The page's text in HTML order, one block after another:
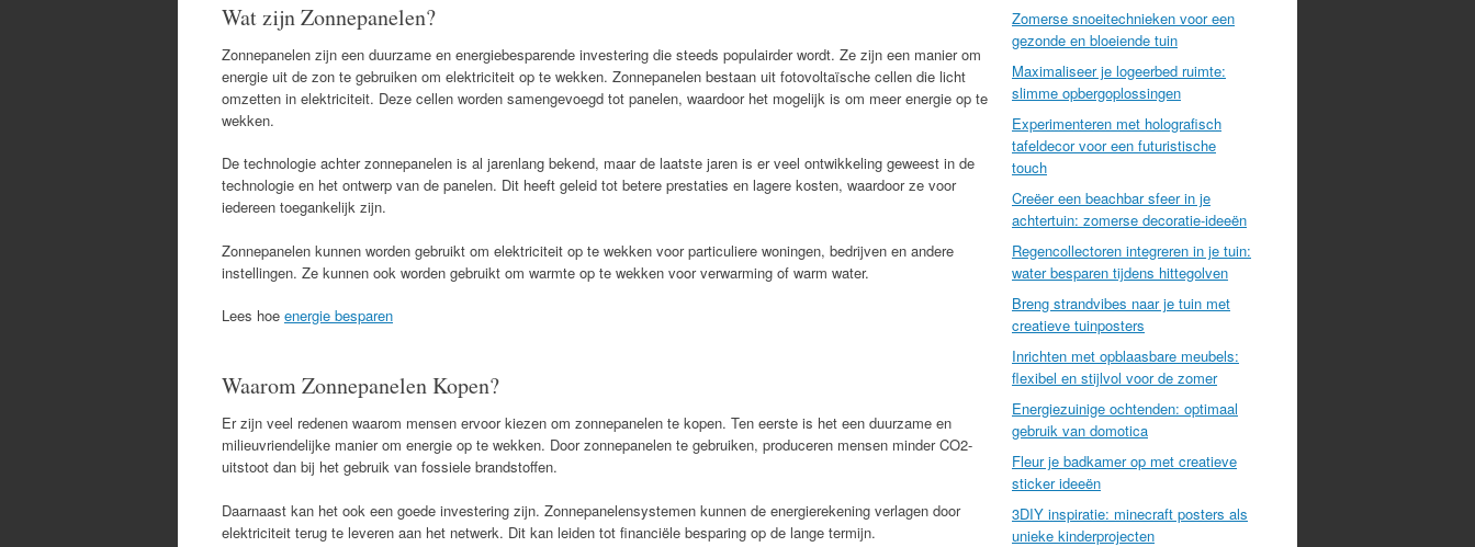
Wat zijn Zonnepanelen?
Zonnepanelen zijn een duurzame en energiebesparende investering die steeds populairder wordt. Ze zijn een manier om
energie uit de zon te gebruiken om elektriciteit op te wekken. Zonnepanelen bestaan uit fotovoltaïsche cellen die licht
omzetten in elektriciteit. Deze cellen worden samengevoegd tot panelen, waardoor het mogelijk is om meer energie op te
wekken.
De technologie achter zonnepanelen is al jarenlang bekend, maar de laatste jaren is er veel ontwikkeling geweest in de
technologie en het ontwerp van de panelen. Dit heeft geleid tot betere prestaties en lagere kosten, waardoor ze voor
iedereen toegankelijk zijn.
Zonnepanelen kunnen worden gebruikt om elektriciteit op te wekken voor particuliere woningen, bedrijven en andere
instellingen. Ze kunnen ook worden gebruikt om warmte op te wekken voor verwarming of warm water.
Lees hoe energie besparen
Waarom Zonnepanelen Kopen?
Er zijn veel redenen waarom mensen ervoor kiezen om zonnepanelen te kopen. Ten eerste is het een duurzame en
milieuvriendelijke manier om energie op te wekken. Door zonnepanelen te gebruiken, produceren mensen minder CO2-
uitstoot dan bij het gebruik van fossiele brandstoffen.
Daarnaast kan het ook een goede investering zijn. Zonnepanelensystemen kunnen de energierekening verlagen door
elektriciteit terug te leveren aan het netwerk. Dit kan leiden tot financiële besparing op de lange termijn.
Zomerse snoeitechnieken voor een
gezonde en bloeiende tuin
Maximaliseer je logeerbed ruimte:
slimme opbergoplossingen
Experimenteren met holografisch
tafeldecor voor een futuristische
touch
Creëer een beachbar sfeer in je
achtertuin: zomerse decoratie-ideeën
Regencollectoren integreren in je tuin:
water besparen tijdens hittegolven
Breng strandvibes naar je tuin met
creatieve tuinposters
Inrichten met opblaasbare meubels:
flexibel en stijlvol voor de zomer
Energiezuinige ochtenden: optimaal
gebruik van domotica
Fleur je badkamer op met creatieve
sticker ideeën
3DIY inspiratie: minecraft posters als
unieke kinderprojecten